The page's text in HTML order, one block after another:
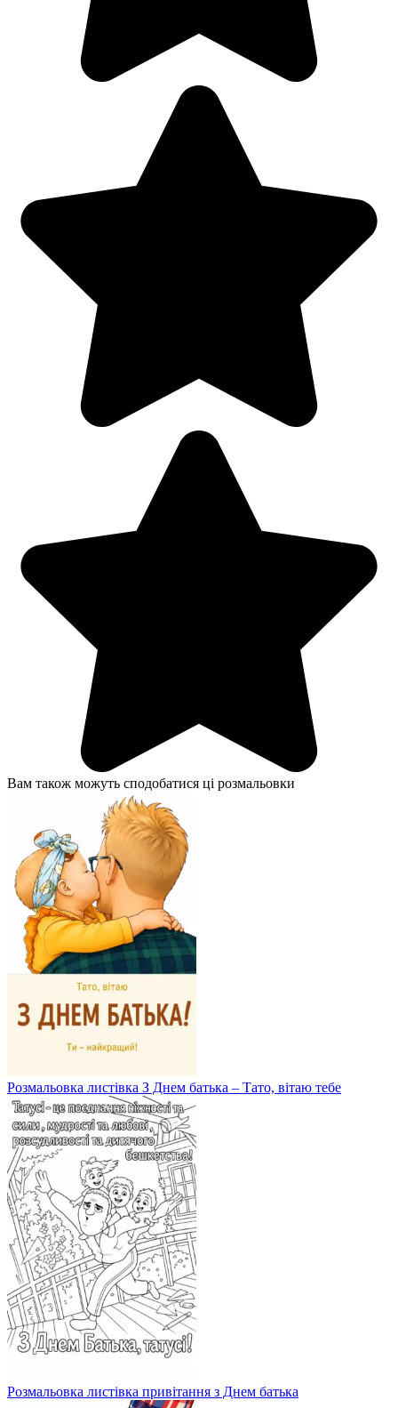
Вам також можуть сподобатися ці розмальовки
Розмальовка листівка З Днем батька – Тато, вітаю тебе
Розмальовка листівка привітання з Днем батька